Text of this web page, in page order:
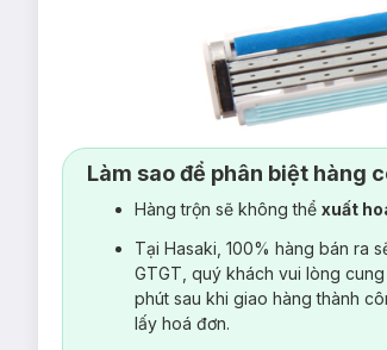
Làm sao để phân biệt hàng
Hàng trộn sẽ không thể xuất
Tại Hasaki, 100% hàng bán ra
GTGT, quý khách vui lòng
phút sau khi giao hàng thành
lấy hoá đơn.